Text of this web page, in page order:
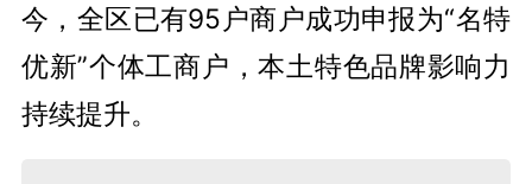
今，全区已有95户商户成功申报为“名特
优新”个体工商户，本土特色品牌影响力
持续提升。